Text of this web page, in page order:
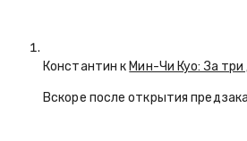
Константин к Мин-Чи Куо: За
Вскоре после открытия